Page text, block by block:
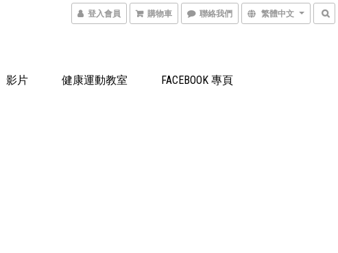
登入會員 購物車 聯絡我們 繁體中文
影片 健康運動教室
FACEBOOK 專頁